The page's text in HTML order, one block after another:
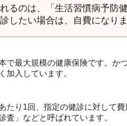
るのは、「生活習慣病予防
したい場合は、自費になりま
で最大規模の健康保険です。か
加入しています。
たり1回、指定の健診に対して
査」などと呼ばれています。